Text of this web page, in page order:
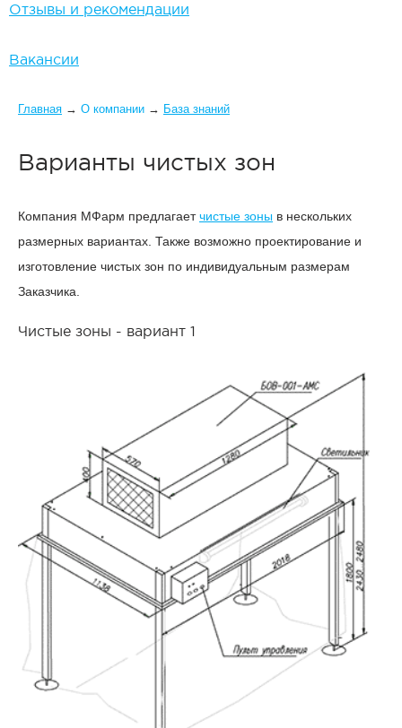
Отзывы и рекомендации
Вакансии
Вы здесь
Главная → О компании → База знаний
Варианты чистых зон
Компания МФарм предлагаетчистые зоны в нескольких
размерных вариантах. Также возможно проектирование и
изготовление чистых зон по индивидуальным размерам
Заказчика.
Чистые зоны - вариант 1